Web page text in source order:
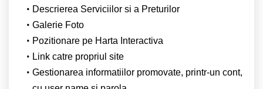
Descrierea Serviciilor si a Preturilor
Galerie Foto
Pozitionare pe Harta Interactiva
Link catre propriul site
Gestionarea informatiilor promovate, printr-un cont,